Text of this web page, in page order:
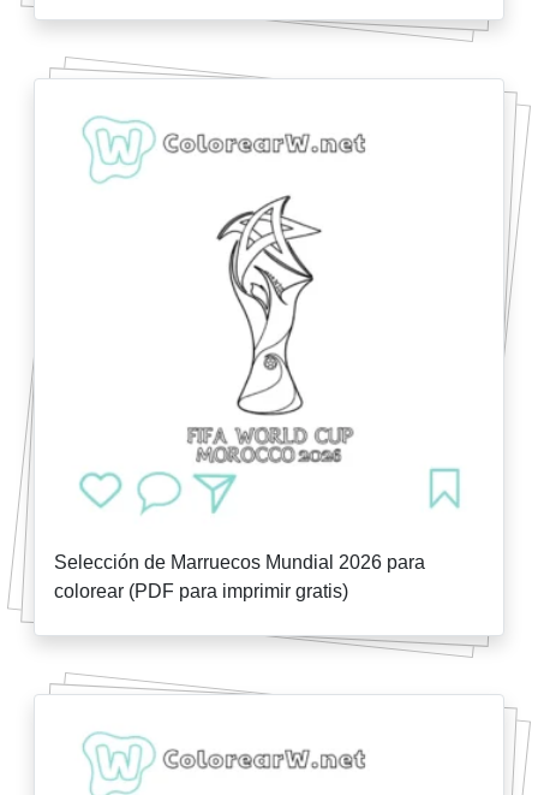
Selección de Marruecos Mundial 2026 para
colorear (PDF para imprimir gratis)